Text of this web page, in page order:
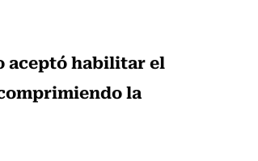
aceptó habilitar el
la